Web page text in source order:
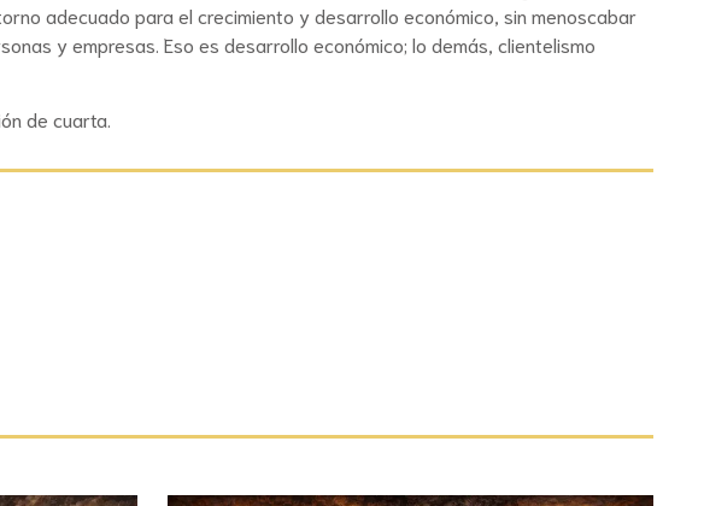
adecuado para el crecimiento y desarrollo económico, sin menoscabar
y empresas. Eso es desarrollo económico; lo demás, clientelismo
de cuarta.